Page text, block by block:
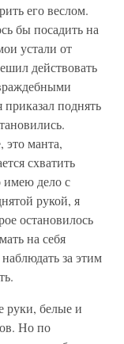
его веслом.
бы посадить на
устали от
действовать
приказал поднять
это манта,
схватить
имею дело с
рукой, я
остановилось
на себя
за этим
руки, белые и
Но по